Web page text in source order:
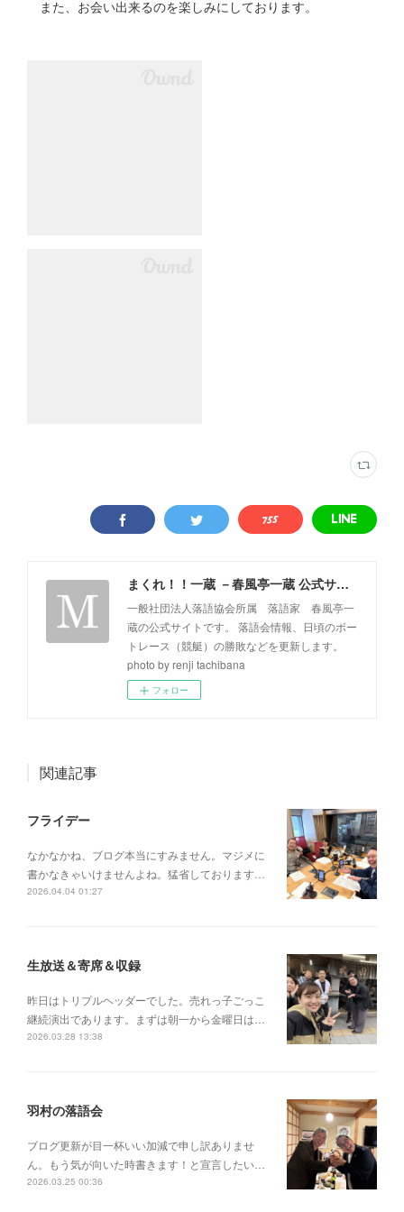
また、お会い出来るのを楽しみにしております。
まくれ！！一蔵 －春風亭一蔵 公式サイト－
一般社団法人落語協会所属 落語家 春風亭一
蔵の公式サイトです。 落語会情報、日頃のボー
トレース（競艇）の勝敗などを更新します。
photo by renji tachibana
フォロー
関連記事
フライデー
なかなかね、ブログ本当にすみません。マジメに
書かなきゃいけませんよね。猛省しております…
2026.04.04 01:27
生放送＆寄席＆収録
昨日はトリプルヘッダーでした。売れっ子ごっこ
継続演出であります。まずは朝一から金曜日は…
2026.03.28 13:38
羽村の落語会
ブログ更新が目一杯いい加減で申し訳ありませ
ん。もう気が向いた時書きます！と宣言したい…
2026.03.25 00:36